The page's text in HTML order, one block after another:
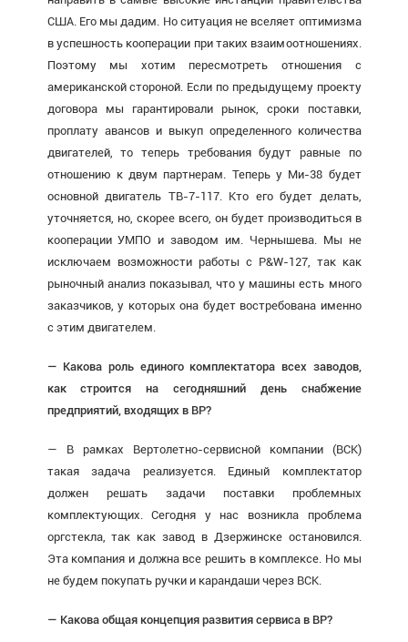
США. Его мы дадим. Но ситуация не вселяет оптимизма
в успешность кооперации при таких взаимоотношениях.
Поэтому мы хотим пересмотреть отношения с
американской стороной. Если по предыдущему проекту
договора мы гарантировали рынок, сроки поставки,
проплату авансов и выкуп определенного количества
двигателей, то теперь требования будут равные по
отношению к двум партнерам. Теперь у Ми-38 будет
основной двигатель ТВ-7-117. Кто его будет делать,
уточняется, но, скорее всего, он будет производиться в
кооперации УМПО и заводом им. Чернышева. Мы не
исключаем возможности работы с P&W-127, так как
рыночный анализ показывал, что у машины есть много
заказчиков, у которых она будет востребована именно
с этим двигателем.
— Какова роль единого ком­плектатора всех заводов,
как строится на сегодняшний день снабжение
предприятий, входящих в ВР?
— В рамках Вертолетно-сервисной компании (ВСК)
такая задача реализуется. Единый комплектатор
должен решать задачи поставки проблемных
комплектующих. Сегодня у нас возникла проблема
оргстекла, так как завод в Дзержинске остановился.
Эта компания и должна все решить в комплексе. Но мы
не будем покупать ручки и карандаши через ВСК.
— Какова общая концепция развития сервиса в ВР?